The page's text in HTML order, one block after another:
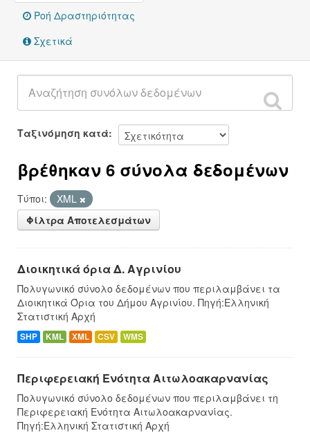
Σχετικά
Ροή Δραστηριότητας
Σχετικά
Ταξινόμηση κατά
βρέθηκαν 6 σύνολα δεδομένων
Τύποι:
XML
Φίλτρα Αποτελεσμάτων
Διοικητικά όρια Δ. Αγρινίου
Πολυγωνικό σύνολο δεδομένων που περιλαμβάνει τα
Διοικητικά Όρια του Δήμου Αγρινίου. Πηγή:Ελληνική
Στατιστική Αρχή
SHP KML XML CSV WMS
Περιφερειακή Ενότητα Αιτωλοακαρνανίας
Πολυγωνικό σύνολο δεδομένων που περιλαμβάνει τη
Περιφερειακή Ενότητα Αιτωλοακαρνανίας.
Πηγή:Ελληνική Στατιστική Αρχή